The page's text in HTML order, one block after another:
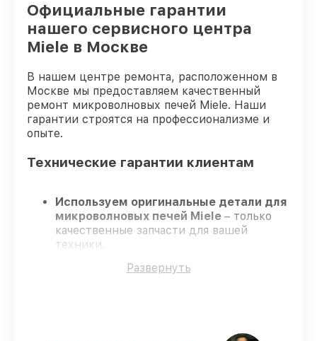
Официальные гарантии
нашего сервисного центра
Miele в Москве
В нашем центре ремонта, расположенном в
Москве мы предоставляем качественный
ремонт микроволновых печей Miele. Наши
гарантии строятся на профессионализме и
опыте.
Технические гарантии клиентам
Используем оригинальные детали для
микроволновых печей Miele – только
качественные запчасти для вашей
техники.
серьезную проверку знаний и навыков,
Развернуть